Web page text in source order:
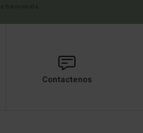
Contactenos